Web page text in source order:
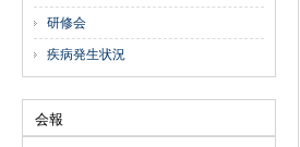
研修会
疾病発生状況
会報